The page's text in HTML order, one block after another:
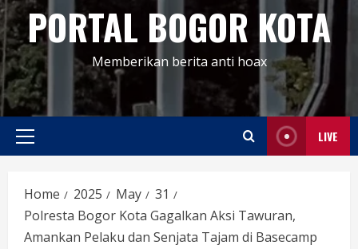
PORTAL BOGOR KOTA
Memberikan berita anti hoax
Primary
LIVE
Home 2025 May
31
Polresta Bogor Kota Gagalkan Aksi Tawuran,
Amankan Pelaku dan Senjata Tajam di Basecamp